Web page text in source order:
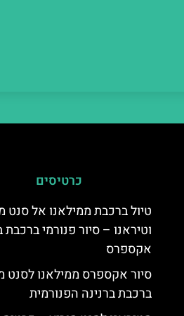
כרטיסים
טיול ברכבת ממילאנו אל סנט
וטיראנו – סיור פנורמי ברכבת
אקספרס
סיור אקספרס ממילאנו לסנט
ברכבת ברנינה הפנורמית